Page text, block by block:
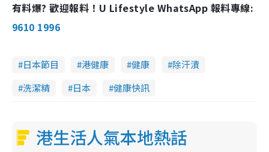
有料爆? 歡迎報料！U Lifestyle WhatsApp 報料專線:
9610 1996
日本節目 港健康 健康
除汗漬
洗潔精
日本 健康快訊
港生活人氣本地熱話